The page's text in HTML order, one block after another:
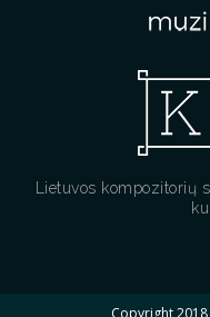
Lietuvos kompozitorių
Copyright